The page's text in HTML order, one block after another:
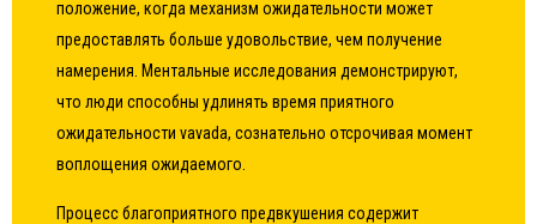
положение, когда механизм ожидательности может
предоставлять больше удовольствие, чем получение
намерения. Ментальные исследования демонстрируют,
что люди способны удлинять время приятного
ожидательности vavada, сознательно отсрочивая момент
воплощения ожидаемого.
Процесс благоприятного предвкушения содержит